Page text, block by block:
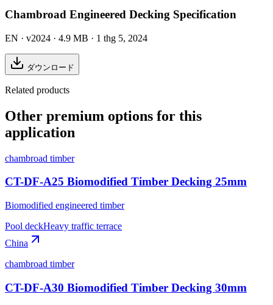
Chambroad Engineered Decking Specification
EN · v2024 · 4.9 MB · 1 thg 5, 2024
ダウンロード
Related products
Other premium options for this
application
chambroad timber
CT-DF-A25 Biomodified Timber Decking 25mm
Biomodified engineered timber
Pool deckHeavy traffic terrace
China
chambroad timber
CT-DF-A30 Biomodified Timber Decking 30mm